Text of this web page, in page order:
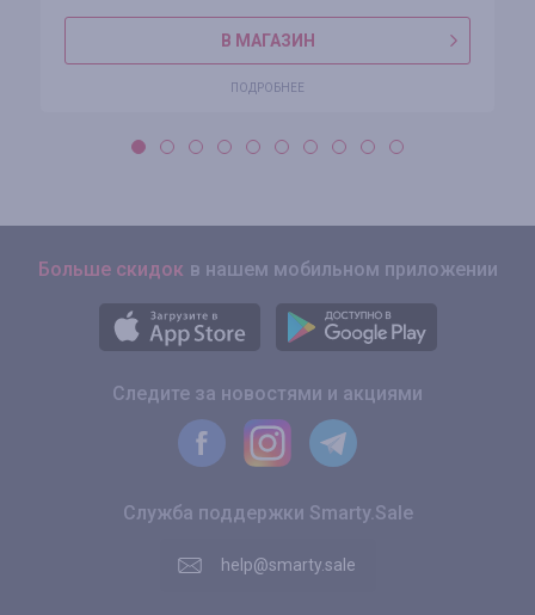
В МАГАЗИН
ПОДРОБНЕЕ
Больше скидок в нашем мобильном приложении
Следите за новостями и акциями
Служба поддержки Smarty.Sale
help@smarty.sale